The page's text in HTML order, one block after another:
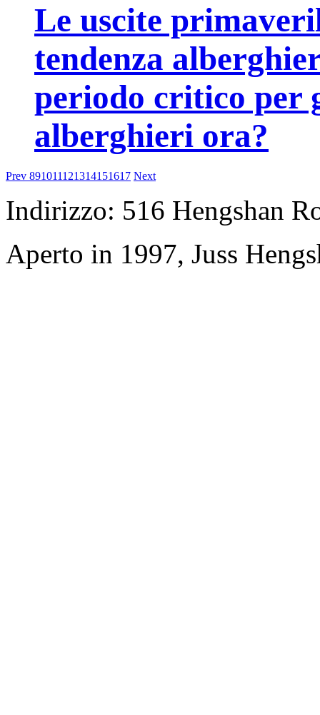
Le uscite
tendenza
periodo critico per
alberghieri ora?
Prev 891011121314151617 Next
Indirizzo: 516 Hengshan
Aperto in 1997, Juss